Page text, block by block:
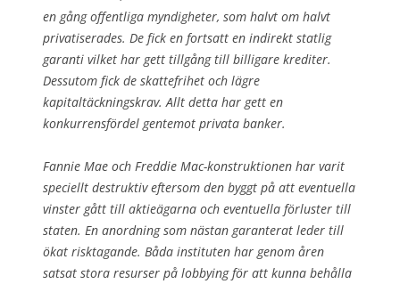
en gång offentliga myndigheter, som halvt om halvt
privatiserades. De fick en fortsatt en indirekt statlig
garanti vilket har gett tillgång till billigare krediter.
Dessutom fick de skattefrihet och lägre
kapitaltäckningskrav. Allt detta har gett en
konkurrensfördel gentemot privata banker.
Fannie Mae och Freddie Mac-konstruktionen har varit
speciellt destruktiv eftersom den byggt på att eventuella
vinster gått till aktieägarna och eventuella förluster till
staten. En anordning som nästan garanterat leder till
ökat risktagande. Båda instituten har genom åren
satsat stora resurser på lobbying för att kunna behålla